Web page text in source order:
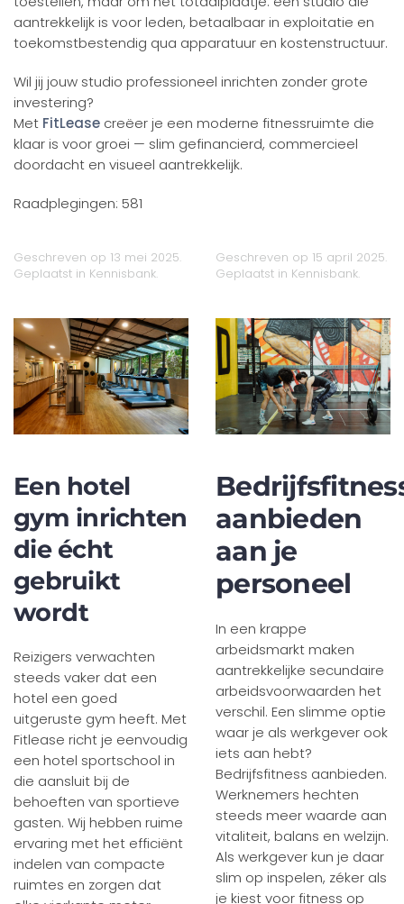
aantrekkelijk is voor leden, betaalbaar in exploitatie en
toekomstbestendig qua apparatuur en kostenstructuur.
Wil jij jouw studio professioneel inrichten zonder grote
investering?
Met FitLease creëer je een moderne fitnessruimte die
klaar is voor groei — slim gefinancierd, commercieel
doordacht en visueel aantrekkelijk.
Raadplegingen: 581
Geschreven op 13 mei 2025.
Geplaatst in Kennisbank.
Een hotel
gym inrichten
die écht
gebruikt
wordt
Reizigers verwachten
steeds vaker dat een
hotel een goed
uitgeruste gym heeft. Met
Fitlease richt je eenvoudig
een hotel sportschool in
die aansluit bij de
behoeften van sportieve
gasten. Wij hebben ruime
ervaring met het efficiënt
indelen van compacte
ruimtes en zorgen dat
Geschreven op 15 april 2025.
Geplaatst in Kennisbank.
aanbieden
aan je
personeel
In een krappe
arbeidsmarkt maken
aantrekkelijke secundaire
arbeidsvoorwaarden het
verschil. Een slimme optie
waar je als werkgever ook
iets aan hebt?
Bedrijfsfitness aanbieden.
Werknemers hechten
steeds meer waarde aan
vitaliteit, balans en welzijn.
Als werkgever kun je daar
slim op inspelen, zéker als
je kiest voor fitness op